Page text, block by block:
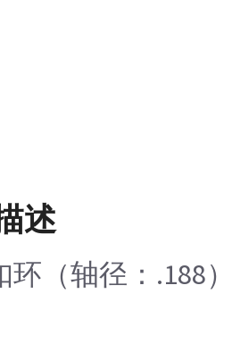
述
环（轴径：.188